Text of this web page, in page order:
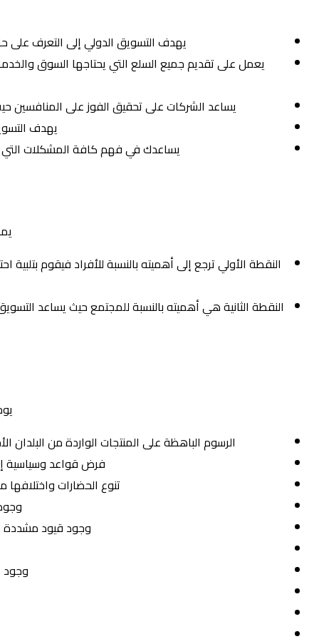
يهدف التسويق الدولي إلى التعرف على
يعمل على تقديم جميع السلع التي يحتاجها السوق
يساعد الشركات على تحقيق الفوز على المنافسين
يهدف
يساعدك في فهم كافة المشكلات التي
النقطة الأولي ترجع إلى أهميته بالنسبة للأفراد فيقوم
النقطة الثانية هي أهميته بالنسبة للمجتمع حيث يساعد
الرسوم الباهظة على المنتجات الواردة من البلدان
فرض قواعد وسياسية
تنوع الحضارات
وجود قيود مشددة
وجود